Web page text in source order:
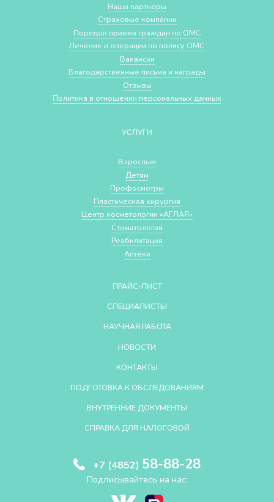
Наши партнеры
Страховые компании
Порядок приема граждан по ОМС
Лечение и операции по полису ОМС
Вакансии
Благодарственные письма и награды
Отзывы
Политика в отношении персональных данных
УСЛУГИ
Взрослым
Детям
Профосмотры
Пластическая хирургия
Центр косметологии «АГЛАЯ»
Стоматология
Реабилитация
Аптеки
ПРАЙС-ЛИСТ
СПЕЦИАЛИСТЫ
НАУЧНАЯ РАБОТА
НОВОСТИ
КОНТАКТЫ
ПОДГОТОВКА К ОБСЛЕДОВАНИЯМ
ВНУТРЕННИЕ ДОКУМЕНТЫ
СПРАВКА ДЛЯ НАЛОГОВОЙ
+7 (4852) 58-88-28
Подписывайтесь на нас: